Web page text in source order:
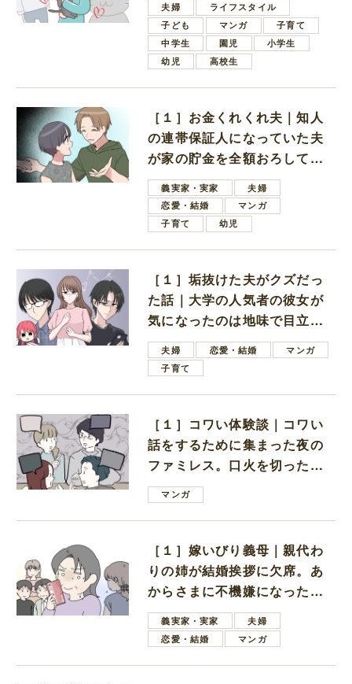
夫婦
ライフスタイル
子ども
マンガ
子育て
中学生
園児
小学生
幼児
高校生
［１］お金くれくれ夫｜知人
の連帯保証人になっていた夫
が家の貯金を全額おろしてほ
しいと言ってきた
義実家・実家
夫婦
恋愛・結婚
マンガ
子育て
幼児
［１］垢抜けた夫がクズだっ
た話｜大学の人気者の彼女が
気になったのは地味で目立た
ない男子学生
夫婦 恋愛・結婚
マンガ
子育て
［１］コワい体験談｜コワい
話をするために集まった夜の
ファミレス。口火を切ったの
は電車好きの男の子ママ
マンガ
［１］嫁いびり義母｜親代わ
りの姉が結婚挨拶に欠席。あ
からさまに不機嫌になった義
母義実家・実家
夫婦
恋愛・結婚
マンガ